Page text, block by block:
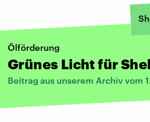
Ölförderung
Grünes Licht für
Beitrag aus unserem Archiv vom